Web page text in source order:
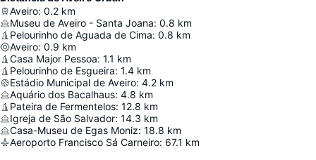
Aveiro: 0.2 km
Museu de Aveiro - Santa Joana: 0.8 km
Pelourinho de Aguada de Cima: 0.8 km
Aveiro: 0.9 km
Casa Major Pessoa: 1.1 km
Pelourinho de Esgueira: 1.4 km
Estádio Municipal de Aveiro: 4.2 km
Aquário dos Bacalhaus: 4.8 km
Pateira de Fermentelos: 12.8 km
Igreja de São Salvador: 14.3 km
Casa-Museu de Egas Moniz: 18.8 km
Aeroporto Francisco Sá Carneiro: 67.1 km